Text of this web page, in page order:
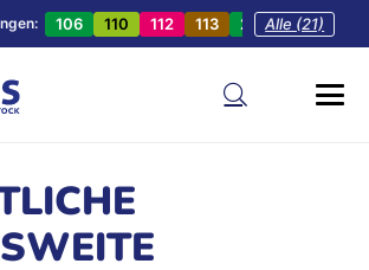
106 110 112 113 201 202
Alle (21)